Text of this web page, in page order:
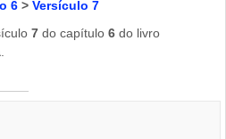
6 > Versículo 7
7 do capítulo 6 do livro